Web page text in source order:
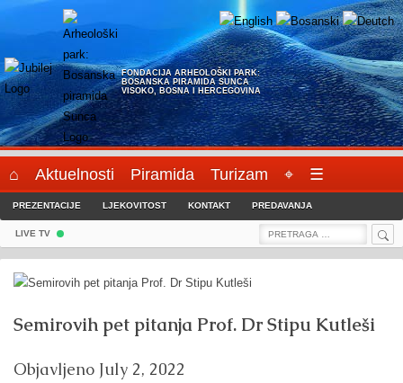
FONDACIJA ARHEOLOŠKI PARK:
BOSANSKA PIRAMIDA SUNCA
VISOKO, BOSNA I HERCEGOVINA
⌂ Aktuelnosti Piramida Turizam ⌖ ☰
PREZENTACIJE LJEKOVITOST KONTAKT PREDAVANJA
LIVE TV
Search
Semirovih pet pitanja Prof. Dr Stipu Kutleši
Objavljeno July 2, 2022